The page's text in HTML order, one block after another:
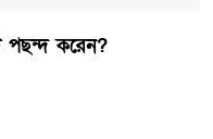
পছন্দ করেন?